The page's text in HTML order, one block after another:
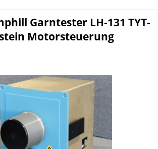
Garntester LH-131 TYT-
Motorsteuerung